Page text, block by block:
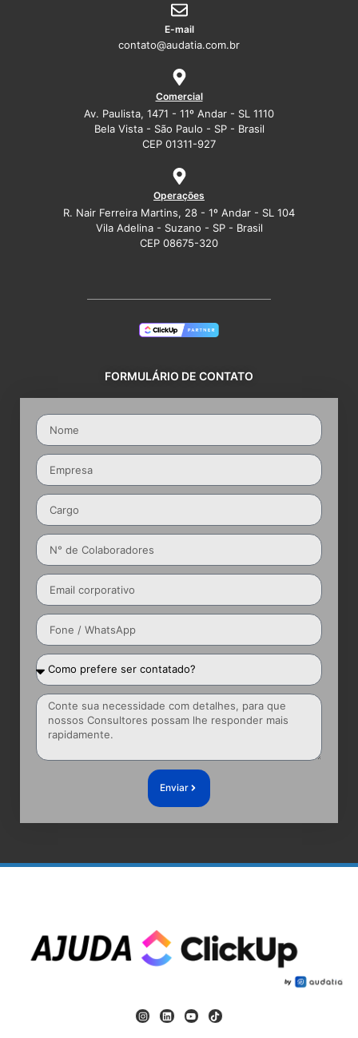
E-mail
contato@audatia.com.br
Comercial
Av. Paulista, 1471 - 11º Andar - SL 1110
Bela Vista - São Paulo - SP - Brasil
CEP 01311-927
Operações
R. Nair Ferreira Martins, 28 - 1º Andar - SL 104
Vila Adelina - Suzano - SP - Brasil
CEP 08675-320
FORMULÁRIO DE CONTATO
Enviar